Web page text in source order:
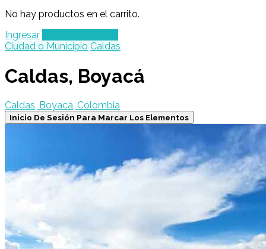
No hay productos en el carrito.
Ingresar
Ciudad o Municipio Caldas
Caldas, Boyacá
Caldas, Boyacá, Colombia
Inicio De Sesión Para Marcar Los Elementos